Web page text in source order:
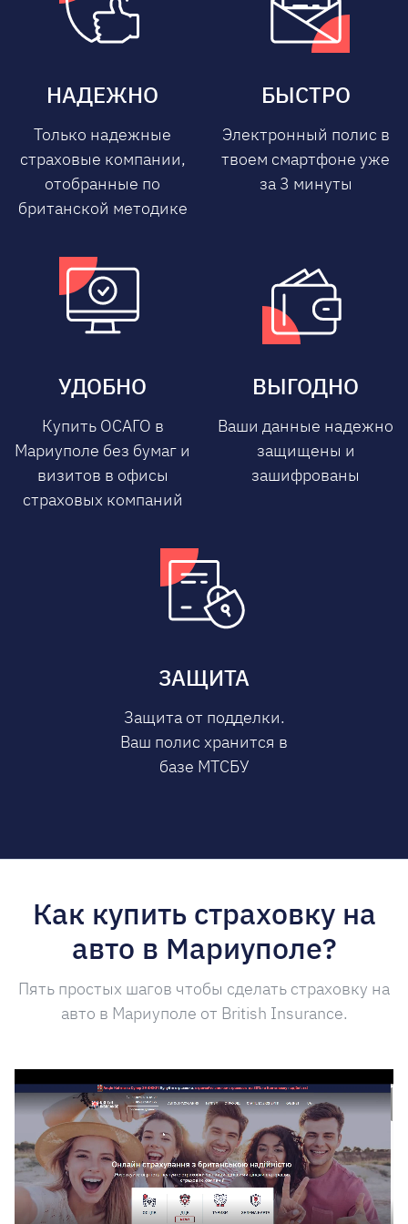
НАДЕЖНО
Только надежные
страховые компании,
отобранные по
британской методике
БЫСТРО
Электронный полис в
твоем смартфоне уже
за 3 минуты
УДОБНО
Купить ОСАГО в
Мариуполе без бумаг и
визитов в офисы
страховых компаний
ВЫГОДНО
Ваши данные надежно
защищены и
зашифрованы
ЗАЩИТА
Защита от подделки.
Ваш полис хранится в
базе МТСБУ
Как купить страховку на
авто в Мариуполе?
Пять простых шагов чтобы сделать страховку на
авто в Мариуполе от British Insurance.